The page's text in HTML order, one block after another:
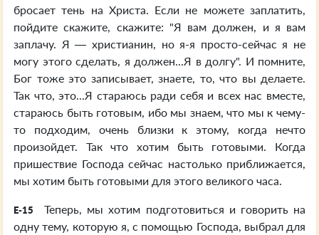
бросает тень на Христа. Если не можете заплатить,
пойдите скажите, скажите: "Я вам должен, и я вам
заплачу. Я — христианин, но я-я просто-сейчас я не
могу этого сделать, я должен...Я в долгу". И помните,
Бог тоже это записывает, знаете, то, что вы делаете.
Так что, это...Я стараюсь ради себя и всех нас вместе,
стараюсь быть готовым, ибо мы знаем, что мы к чему-
то подходим, очень близки к этому, когда нечто
произойдет. Так что хотим быть готовыми. Когда
пришествие Господа сейчас настолько приближается,
мы хотим быть готовыми для этого великого часа.
E-15
Теперь, мы хотим подготовиться и говорить на
одну тему, которую я, с помощью Господа, выбрал для